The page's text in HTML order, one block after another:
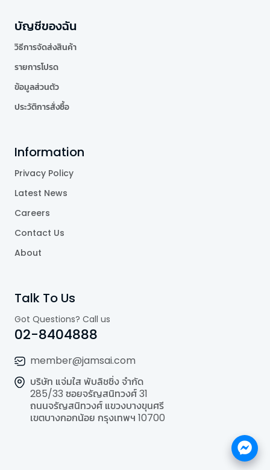
บัญชีของฉัน
วิธีการจัดส่งสินค้า
รายการโปรด
ข้อมูลส่วนตัว
ประวัติการสั่งซื้อ
Information
Privacy Policy
Latest News
Careers
Contact Us
About
Talk To Us
Got Questions? Call us
02-8404888
member@jamsai.com
บริษัท แจ่มใส พับลิชชิ่ง จำกัด
285/33 ซอยจรัญสนิทวงศ์ 31
ถนนจรัญสนิทวงศ์ แขวงบางขุนศรี
เขตบางกอกน้อย กรุงเทพฯ 10700